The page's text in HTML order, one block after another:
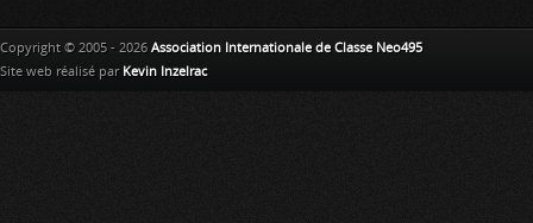
Copyright © 2005 - 2026 Association Internationale de Classe Neo495
Site web réalisé par Kevin Inzelrac